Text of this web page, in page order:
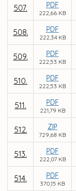
507. PDF
222,66 KB
508. PDF
222,34 KB
509. PDF
222,53 KB
510. PDF
222,53 KB
511. PDF
221,79 KB
512. ZIP
729,68 KB
513. PDF
222,07 KB
514. PDF
370,15 KB